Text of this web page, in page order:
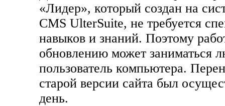
«Лидер», который создан на
CMS UlterSuite, не требуется
навыков и знаний. Поэтому
обновлению может заниматься
пользователь компьютера.
старой версии сайта был
день.